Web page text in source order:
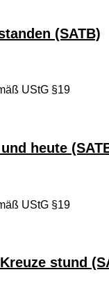
(SATB)
UStG §19
heute
UStG §19
stund